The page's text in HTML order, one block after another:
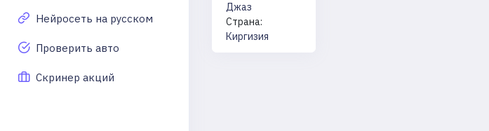
Нейросеть на русском
Проверить авто
Скринер акций
Джаз
Страна:
Киргизия